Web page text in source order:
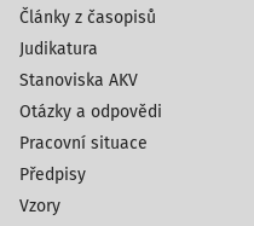
Články z časopisů
Judikatura
Stanoviska AKV
Otázky a odpovědi
Pracovní situace
Předpisy
Vzory